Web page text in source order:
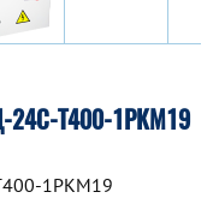
24С-Т400-1РКМ19
1РКМ19